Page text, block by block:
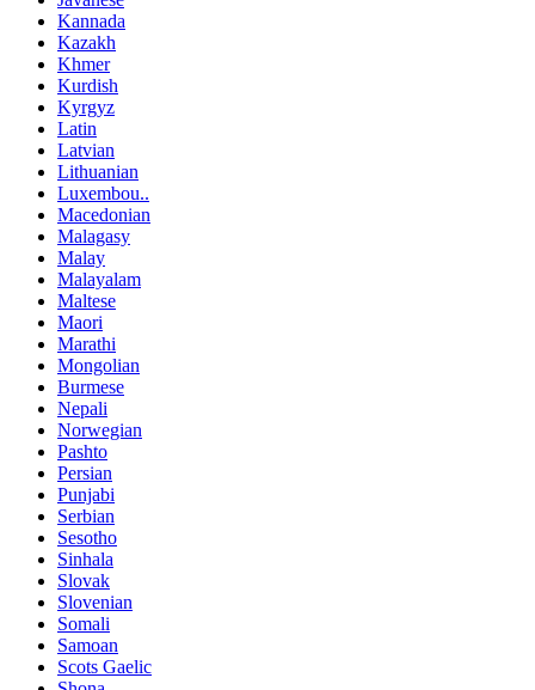
Kannada
Kazakh
Khmer
Kurdish
Kyrgyz
Latin
Latvian
Lithuanian
Luxembou..
Macedonian
Malagasy
Malay
Malayalam
Maltese
Maori
Marathi
Mongolian
Burmese
Nepali
Norwegian
Pashto
Persian
Punjabi
Serbian
Sesotho
Sinhala
Slovak
Slovenian
Somali
Samoan
Scots Gaelic